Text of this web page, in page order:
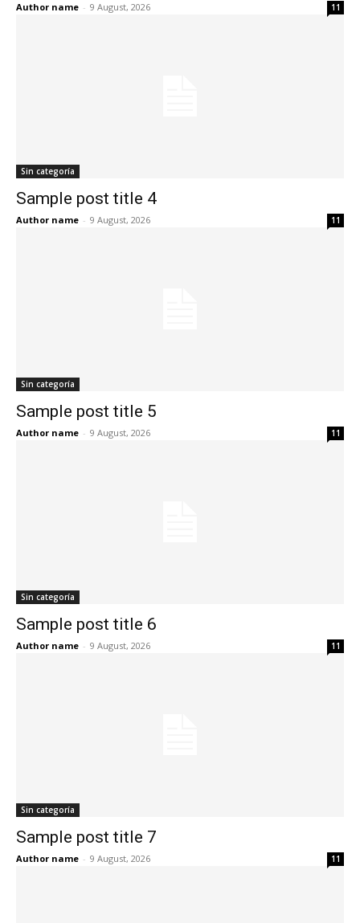
Author name - 9 August, 2026 11
Sin categoría
Sample post title 4
Author name - 9 August, 2026 11
Sin categoría
Sample post title 5
Author name - 9 August, 2026 11
Sin categoría
Sample post title 6
Author name - 9 August, 2026 11
Sin categoría
Sample post title 7
Author name - 9 August, 2026 11